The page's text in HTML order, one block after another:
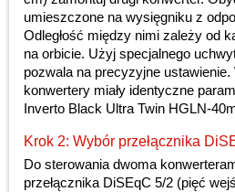
umieszczone na wysięgniku z
Odległość między nimi zależy od
na orbicie. Użyj specjalnego
pozwala na precyzyjne ustawienie.
konwertery miały identyczne
Inverto Black Ultra Twin HGLN-
Krok 2: Wybór przełącznika
Do sterowania dwoma
przełącznika DiSEqC 5/2 (pięć